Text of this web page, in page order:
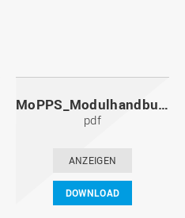
MoPPS_Modulhandbuch_20130601.pdf
pdf
ANZEIGEN
DOWNLOAD